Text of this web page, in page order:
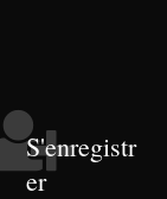
S'enregistr
er